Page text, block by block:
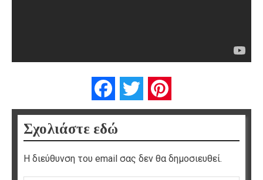
FacebookTwitter
Σχολιάστε εδώ
Η διεύθυνση του email σας δεν θα δημοσιευθεί.